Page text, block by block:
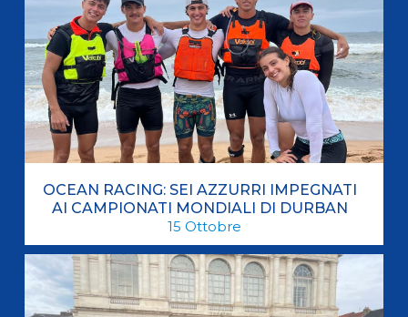
OCEAN RACING: SEI AZZURRI IMPEGNATI
AI CAMPIONATI MONDIALI DI DURBAN
15 Ottobre